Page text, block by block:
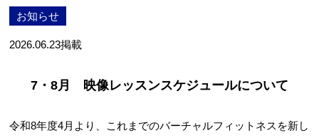
お知らせ
2026.06.23掲載
7・8月 映像レッスンスケジュールについて
令和8年度4月より、これまでのバーチャルフィットネスを新し